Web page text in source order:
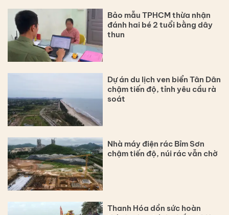
Bảo mẫu TPHCM thừa nhận
đánh hai bé 2 tuổi bằng dây
thun
Dự án du lịch ven biển Tân Dân
chậm tiến độ, tỉnh yêu cầu rà
soát
Nhà máy điện rác Bỉm Sơn
chậm tiến độ, núi rác vẫn chờ
Thanh Hóa dồn sức hoàn